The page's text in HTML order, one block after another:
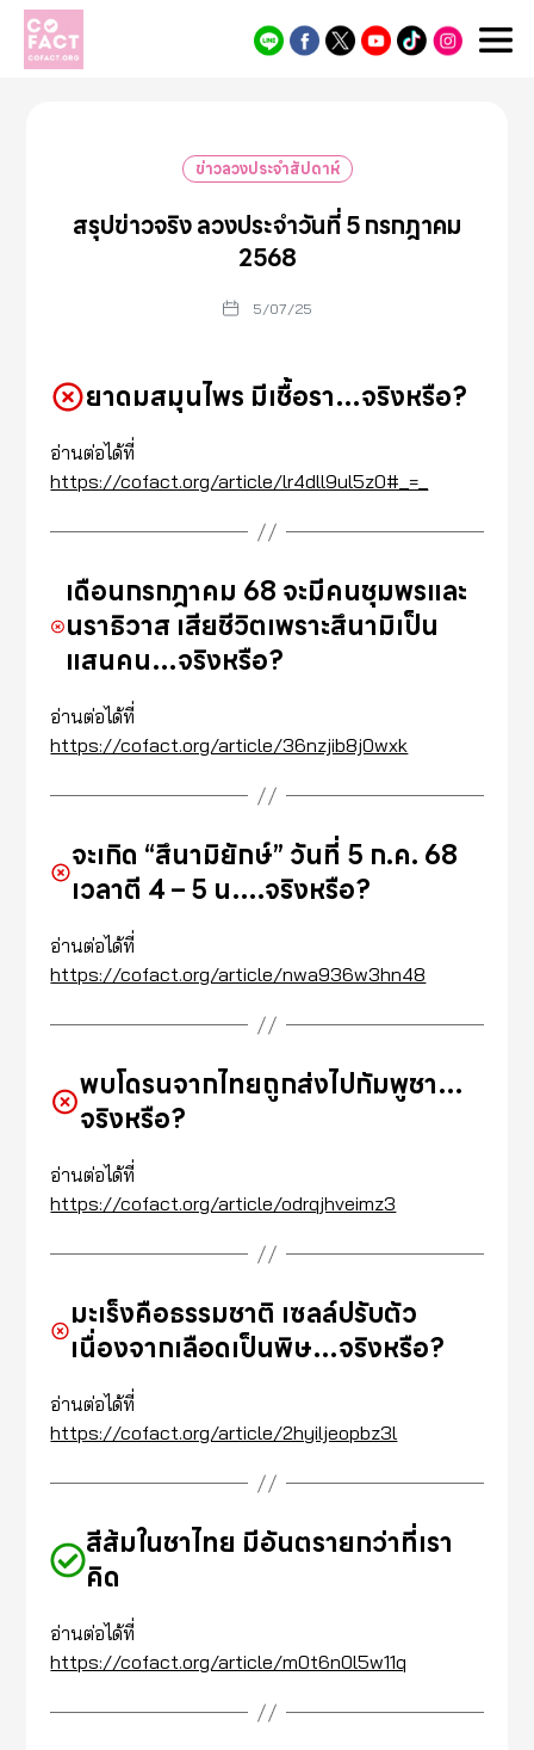
Cofact
ข่าวลวงประจำสัปดาห์
สรุปข่าวจริง ลวงประจำวันที่ 5 กรกฎาคม
2568
5/07/25
ยาดมสมุนไพร มีเชื้อรา…จริงหรือ?
อ่านต่อได้ที่
https://cofact.org/article/lr4dll9ul5z0#_=_
เดือนกรกฎาคม 68 จะมีคนชุมพรและ
นราธิวาส เสียชีวิตเพราะสึนามิเป็น
แสนคน…จริงหรือ?
อ่านต่อได้ที่
https://cofact.org/article/36nzjib8j0wxk
จะเกิด “สึนามิยักษ์” วันที่ 5 ก.ค. 68
เวลาตี 4 – 5 น….จริงหรือ?
อ่านต่อได้ที่
https://cofact.org/article/nwa936w3hn48
พบโดรนจากไทยถูกส่งไปกัมพูชา…
จริงหรือ?
อ่านต่อได้ที่
https://cofact.org/article/odrqjhveimz3
มะเร็งคือธรรมชาติ เซลล์ปรับตัว
เนื่องจากเลือดเป็นพิษ…จริงหรือ?
อ่านต่อได้ที่
https://cofact.org/article/2hyiljeopbz3l
สีส้มในชาไทย มีอันตรายกว่าที่เรา
คิด
อ่านต่อได้ที่
https://cofact.org/article/m0t6n0l5w11q